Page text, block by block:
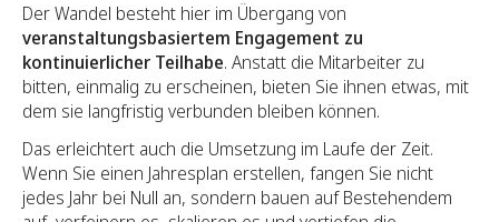
Der Wandel besteht hier im Übergang von
veranstaltungsbasiertem Engagement zu
kontinuierlicher Teilhabe. Anstatt die Mitarbeiter zu
bitten, einmalig zu erscheinen, bieten Sie ihnen etwas, mit
dem sie langfristig verbunden bleiben können.
Das erleichtert auch die Umsetzung im Laufe der Zeit.
Wenn Sie einen Jahresplan erstellen, fangen Sie nicht
jedes Jahr bei Null an, sondern bauen auf Bestehendem